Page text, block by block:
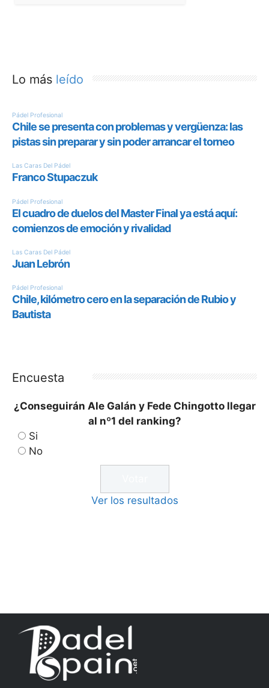
Lo más leído
Encuesta
¿Conseguirán Ale Galán y Fede Chingotto llegar
al nº1 del ranking?
Si
No
Ver los resultados